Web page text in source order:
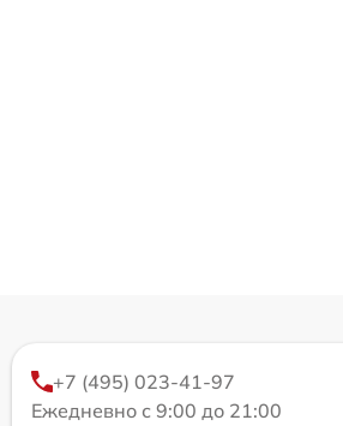
+7 (495) 023-41-97
Ежедневно с 9:00 до 21:00